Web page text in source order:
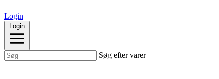
Login
Login
Søg efter varer